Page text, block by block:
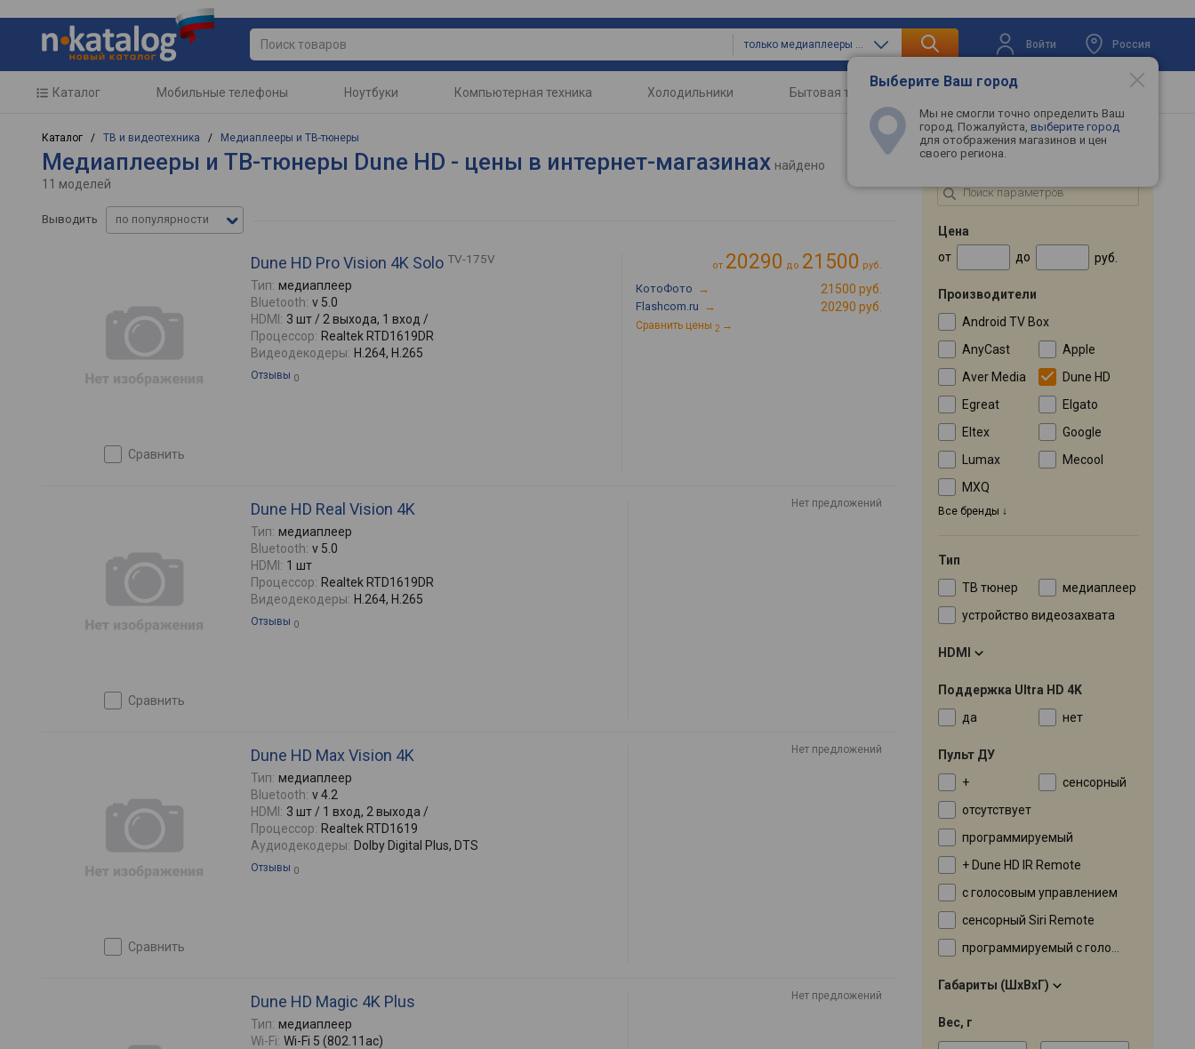
только медиаплееры и тв-тюнеры Войти Россия
Выберите Ваш город
Мы не смогли точно определить Ваш
город. Пожалуйста, выберите город
для отображения магазинов и цен
своего региона.
Каталог Мобильные телефоны Ноутбуки Компьютерная техника Холодильники Бытовая техника Телевизоры
Каталог / ТВ и видеотехника / Медиаплееры и ТВ-тюнеры
Медиаплееры и ТВ-тюнеры Dune HD - цены в интернет-магазинах найдено
11 моделей
Выводить по популярности
сравнить
Dune HD Pro Vision 4K Solo TV-175V
Тип: медиаплеер
Bluetooth: v 5.0
HDMI: 3 шт / 2 выхода, 1 вход /
Процессор: Realtek RTD1619DR
Видеодекодеры: H.264, H.265
Отзывы 0
от 20290 до 21500 руб.
КотоФото → 21500 руб.
Flashcom.ru → 20290 руб.
Сравнить цены 2 →
сравнить
Dune HD Real Vision 4K
Тип: медиаплеер
Bluetooth: v 5.0
HDMI: 1 шт
Процессор: Realtek RTD1619DR
Видеодекодеры: H.264, H.265
Отзывы 0
Нет предложений
сравнить
Dune HD Max Vision 4K
Тип: медиаплеер
Bluetooth: v 4.2
HDMI: 3 шт / 1 вход, 2 выхода /
Процессор: Realtek RTD1619
Аудиодекодеры: Dolby Digital Plus, DTS
Отзывы 0
Нет предложений
Dune HD Magic 4K Plus
Тип: медиаплеер
Wi-Fi: Wi-Fi 5 (802.11ac)
Нет предложений
ПОДБОР ПО ПАРАМЕТРАМ
Цена
от
до руб.
Производители
Android TV Box
AnyCast
Apple
Aver Media
Dune HD
Egreat
Elgato
Eltex
Google
Lumax
Mecool
MXQ
Все бренды
Тип
ТВ тюнер
медиаплеер
устройство видеозахвата
HDMI
Поддержка Ultra HD 4K
да
нет
Пульт ДУ
+
сенсорный
отсутствует
программируемый
+ Dune HD IR Remote
с голосовым управлением
сенсорный Siri Remote
программируемый с голосовым управлением
Габариты (ШхВхГ)
Вес, г